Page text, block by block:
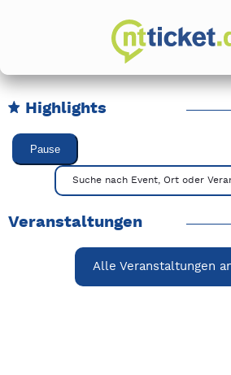
Highlights
Karussell Veranstaltungen überspringen
Pause
Mit Tab zu den Steuerelementen
Suche nach Event, Ort oder
Veranstaltungen
Alle Veranstaltungen